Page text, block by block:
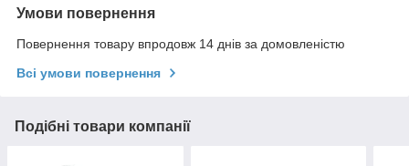
Умови повернення
Повернення товару впродовж 14 днів за домовленістю
Всі умови повернення
Подібні товари компанії